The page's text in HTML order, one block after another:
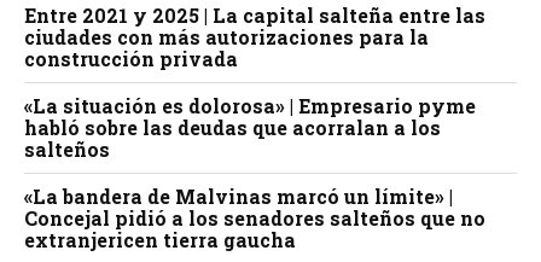
Entre 2021 y 2025 | La capital salteña entre las
ciudades con más autorizaciones para la
construcción privada
«La situación es dolorosa» | Empresario pyme
habló sobre las deudas que acorralan a los
salteños
«La bandera de Malvinas marcó un límite» |
Concejal pidió a los senadores salteños que no
extranjericen tierra gaucha